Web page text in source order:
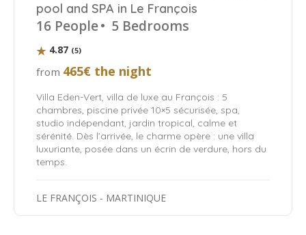
pool and SPA in Le François
16 People• 5 Bedrooms
4.87 (5)
from 465€ the night
Villa Eden-Vert, villa de luxe au François : 5
chambres, piscine privée 10×5 sécurisée, spa,
studio indépendant, jardin tropical, calme et
sérénité. Dès l’arrivée, le charme opère : une villa
luxuriante, posée dans un écrin de verdure, hors du
temps.
LE FRANÇOIS - MARTINIQUE